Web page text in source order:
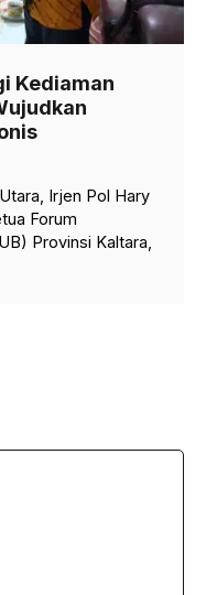
Kediaman
Irjen Pol Hary
Forum
Provinsi Kaltara,